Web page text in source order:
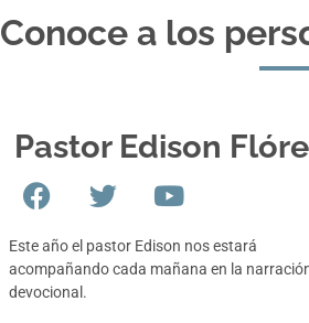
Conoce a los
Pastor Edison
Este año el pastor Edison nos estará
acompañando cada mañana en la
devocional.